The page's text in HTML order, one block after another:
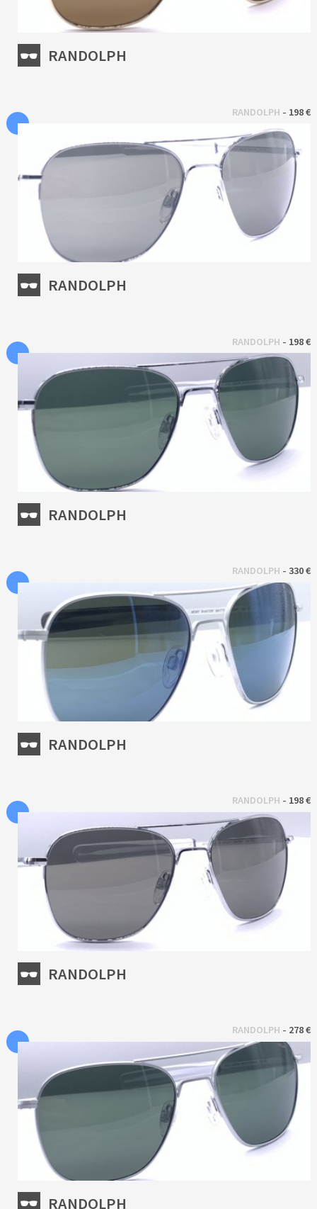
RANDOLPH
RANDOLPH - 198 €
RANDOLPH
RANDOLPH - 198 €
RANDOLPH
RANDOLPH - 330 €
RANDOLPH
RANDOLPH - 198 €
RANDOLPH
RANDOLPH - 278 €
RANDOLPH